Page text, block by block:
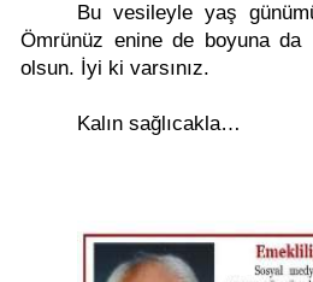
Bu vesileyle yaş
Ömrünüz enine de boyuna da
olsun. İyi ki varsınız.
Kalın sağlıcakla…